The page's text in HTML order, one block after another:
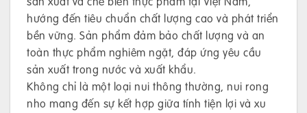
hướng đến tiêu chuẩn chất lượng cao và phát triển
bền vững. Sản phẩm đảm bảo chất lượng và an
toàn thực phẩm nghiêm ngặt, đáp ứng yêu cầu
sản xuất trong nước và xuất khẩu.
Không chỉ là một loại nui thông thường, nui rong
nho mang đến sự kết hợp giữa tính tiện lợi và xu